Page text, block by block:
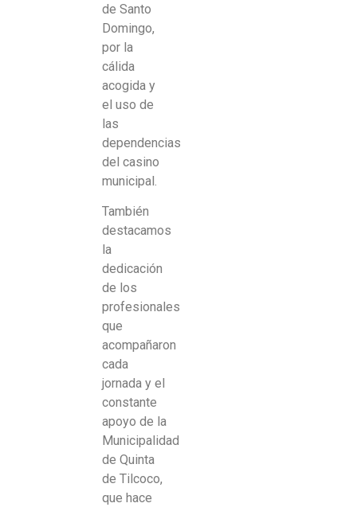
de Santo
Domingo,
por la
cálida
acogida y
el uso de
las
dependencias
del casino
municipal.
También
destacamos
la
dedicación
de los
profesionales
que
acompañaron
cada
jornada y el
constante
apoyo de la
Municipalidad
de Quinta
de Tilcoco,
que hace